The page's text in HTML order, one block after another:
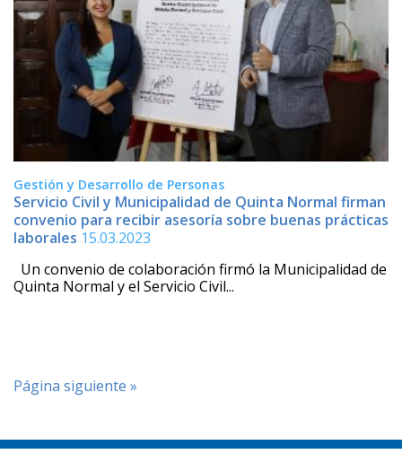
Gestión y Desarrollo de Personas
Servicio Civil y Municipalidad de Quinta Normal firman
convenio para recibir asesoría sobre buenas prácticas
laborales 15.03.2023
Un convenio de colaboración firmó la Municipalidad de
Quinta Normal y el Servicio Civil...
Página siguiente »